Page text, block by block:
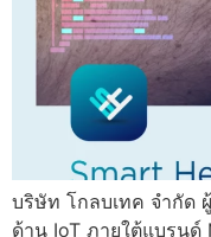
บริษัท โกลบเทค จำกัด
ด้าน IoT ภายใต้แบรน